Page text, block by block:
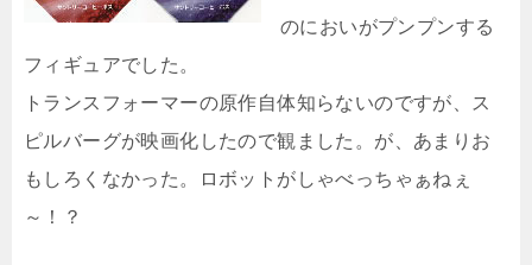
のにおいがプンプンする
フィギュアでした。
トランスフォーマーの原作自体知らないのですが、ス
ピルバーグが映画化したので観ました。が、あまりお
もしろくなかった。ロボットがしゃべっちゃぁねぇ
～！？